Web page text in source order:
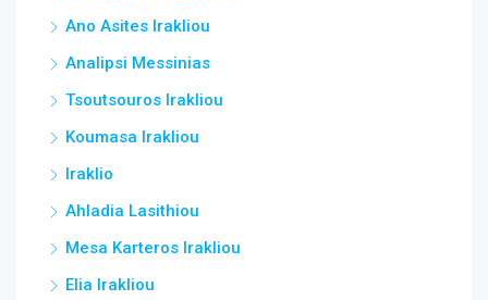
Ano Asites Irakliou
Analipsi Messinias
Tsoutsouros Irakliou
Koumasa Irakliou
Iraklio
Ahladia Lasithiou
Mesa Karteros Irakliou
Elia Irakliou